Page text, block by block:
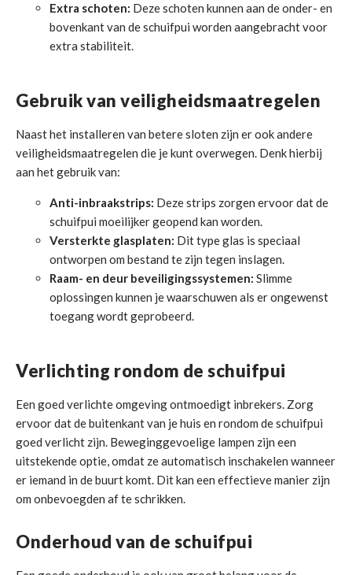
Extra schoten: Deze schoten kunnen aan de onder- en
bovenkant van de schuifpui worden aangebracht voor
extra stabiliteit.
Gebruik van veiligheidsmaatregelen
Naast het installeren van betere sloten zijn er ook andere
veiligheidsmaatregelen die je kunt overwegen. Denk hierbij
aan het gebruik van:
Anti-inbraakstrips: Deze strips zorgen ervoor dat de
schuifpui moeilijker geopend kan worden.
Versterkte glasplaten: Dit type glas is speciaal
ontworpen om bestand te zijn tegen inslagen.
Raam- en deur beveiligingssystemen: Slimme
oplossingen kunnen je waarschuwen als er ongewenst
toegang wordt geprobeerd.
Verlichting rondom de schuifpui
Een goed verlichte omgeving ontmoedigt inbrekers. Zorg
ervoor dat de buitenkant van je huis en rondom de schuifpui
goed verlicht zijn. Beweginggevoelige lampen zijn een
uitstekende optie, omdat ze automatisch inschakelen wanneer
er iemand in de buurt komt. Dit kan een effectieve manier zijn
om onbevoegden af te schrikken.
Onderhoud van de schuifpui